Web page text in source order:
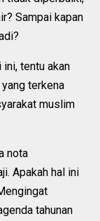
Sampai kapan
tentu akan
terkena
muslim
nota
Apakah hal ini
tahunan